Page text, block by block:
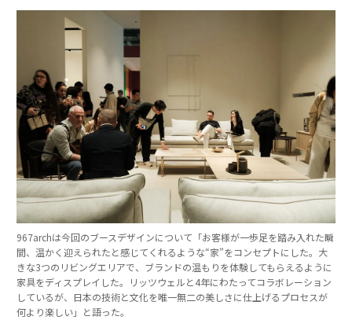
967archは今回のブースデザインについて「お客様が一歩足を踏み入れた瞬
間、温かく迎えられたと感じてくれるような“家”をコンセプトにした。大
きな3つのリビングエリアで、ブランドの温もりを体験してもらえるように
家具をディスプレイした。リッツウェルと4年にわたってコラボレーション
しているが、日本の技術と文化を唯一無二の美しさに仕上げるプロセスが
何より楽しい」と語った。